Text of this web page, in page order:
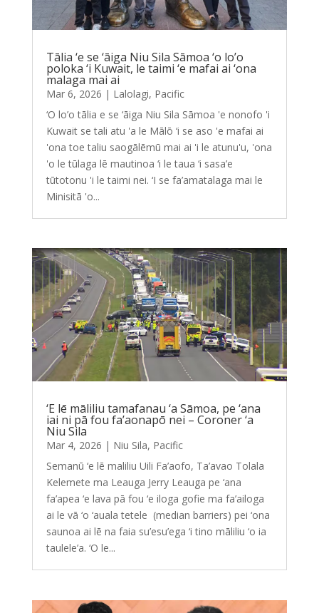
Tālia ‘e se ‘āiga Niu Sila Sāmoa ‘o lo’o
poloka ‘i Kuwait, le taimi ‘e mafai ai ‘ona
malaga mai ai
Mar 6, 2026 | Lalolagi, Pacific
‘O lo’o tālia e se ‘āiga Niu Sila Sāmoa 'e nonofo 'i
Kuwait se tali atu 'a le Mālō ‘i se aso 'e mafai ai
'ona toe taliu saogālēmū mai ai 'i le atunu'u, 'ona
'o le tūlaga lē mautinoa ‘i le taua ‘i sasa’e
tūtotonu 'i le taimi nei. ‘I se fa’amatalaga mai le
Minisitā 'o...
‘E lē māliliu tamafanau ‘a Sāmoa, pe ‘ana
iai ni pā fou fa’aonapō nei – Coroner ‘a
Niu Sila
Mar 4, 2026 | Niu Sila, Pacific
Semanū ‘e lē maliliu Uili Fa’aofo, Ta’avao Tolala
Kelemete ma Leauga Jerry Leauga pe ‘ana
fa’apea ‘e lava pā fou ‘e iloga gofie ma fa’ailoga
ai le vā ‘o ‘auala tetele (median barriers) pei ‘ona
saunoa ai lē na faia su’esu’ega ‘i tino māliliu ‘o ia
taulele’a. ‘O le...